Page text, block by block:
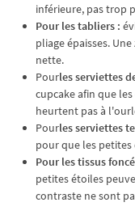
inférieure, pas trop
Pour les tabliers :
pliage épaisses.
nette.
Pourles serviettes
cupcake afin que
heurtent pas à
Pourles serviettes
pour que les
Pour les tissus
petites étoiles
contraste ne sont